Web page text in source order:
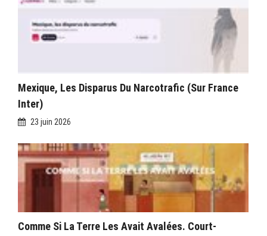
Mexique, Les Disparus Du Narcotrafic (sur France
Inter)
23 juin 2026
Comme Si La Terre Les Avait Avalées. Court-